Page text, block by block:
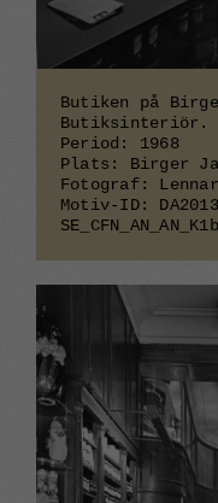
Butiken på
Butiksinteriör.
Period: 1968
Plats: Birger
Fotograf:
Motiv-ID: